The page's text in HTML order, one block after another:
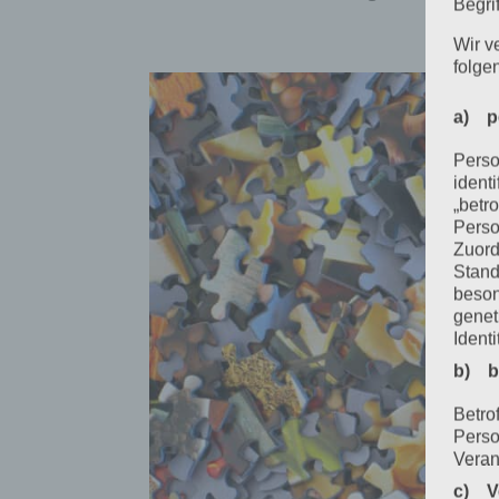
Wir
a)
b)
c)